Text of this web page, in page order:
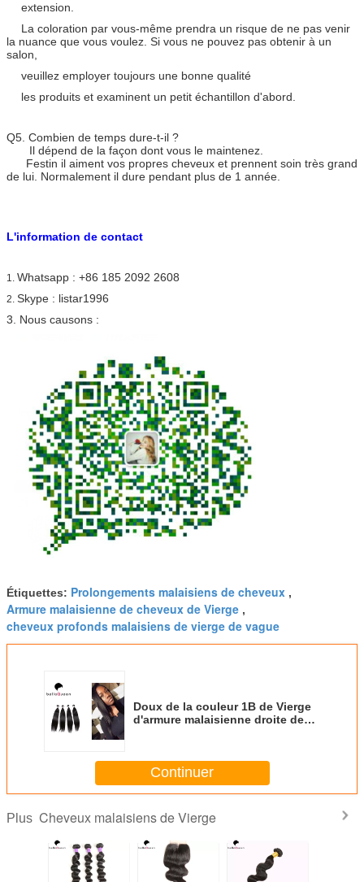
extension.
La coloration par vous-même prendra un risque de ne pas venir
la nuance que vous voulez. Si vous ne pouvez pas obtenir à un
salon,
veuillez employer toujours une bonne qualité
les produits et examinent un petit échantillon d'abord.
Q5. Combien de temps dure-t-il ?
Il dépend de la façon dont vous le maintenez.
Festin il aiment vos propres cheveux et prennent soin très grand
de lui. Normalement il dure pendant plus de 1 année.
L'information de contact
1. Whatsapp : +86 185 2092 2608
2. Skype : listar1996
3. Nous causons :
Étiquettes: Prolongements malaisiens de cheveux ,
Armure malaisienne de cheveux de Vierge ,
cheveux profonds malaisiens de vierge de vague
Doux de la couleur 1B de Vierge
d'armure malaisienne droite de
Continuer
Plus Cheveux malaisiens de Vierge